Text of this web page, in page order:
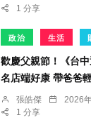
1 分享
政治 生活
歡慶父親節！《台
名店端好康 帶爸爸
張皓傑 2026
1 分享